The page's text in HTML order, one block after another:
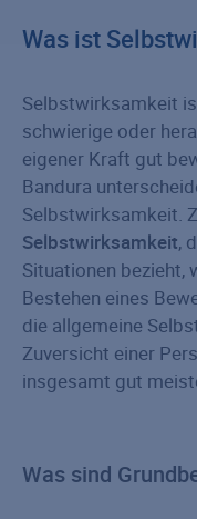
Was ist
Selbstwirksamkeit
schwierige oder
eigener Kraft gut
Bandura
Selbstwirksamkeit.
Selbstwirksamkeit,
Situationen bezieht,
Bestehen eines
die allgemeine
Zuversicht einer
insgesamt gut
Was sind